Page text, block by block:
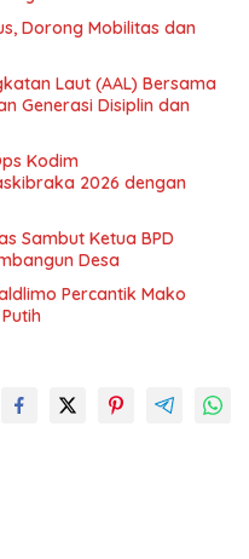
Dorong Mobilitas dan
Laut (AAL) Bersama
Generasi Disiplin dan
Kodim
2026 dengan
Sambut Ketua BPD
Desa
Percantik Mako